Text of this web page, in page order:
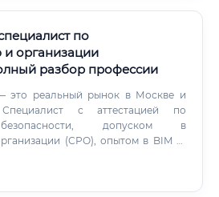
по
организации
разбор профессии
это реальный рынок в Москве и
Специалист с аттестацией по
допуском в
(СРО), опытом в BIM —
мало кто учитывает при